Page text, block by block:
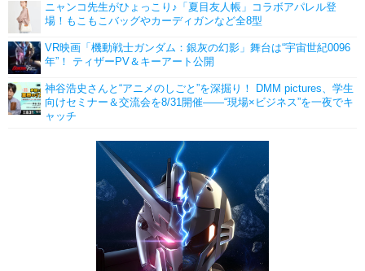
ニャンコ先生がひょっこり♪「夏目友人帳」コラボアパレル登
場！もこもこバッグやカーディガンなど全8型
VR映画「機動戦士ガンダム：銀灰の幻影」舞台は“宇宙世紀0096
年”！ ティザーPV＆キーアート公開
神谷浩史さんと“アニメのしごと”を深掘り！ DMM pictures、学生
向けセミナー＆交流会を8/31開催――“現場×ビジネス”を一夜でキ
ャッチ